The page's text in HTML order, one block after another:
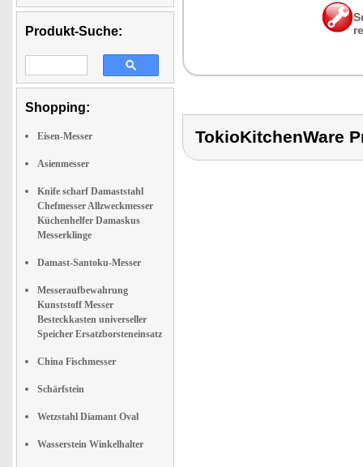
Produkt-Suche:
Shopping:
Eisen-Messer
Asienmesser
Knife scharf Damaststahl
Chefmesser Allzweckmesser
Küchenhelfer Damaskus
Messerklinge
Damast-Santoku-Messer
Messeraufbewahrung
Kunststoff Messer
Besteckkasten universeller
Speicher Ersatzborsteneinsatz
China Fischmesser
Schärfstein
Wetzstahl Diamant Oval
Wasserstein Winkelhalter
TokioKitchenWare